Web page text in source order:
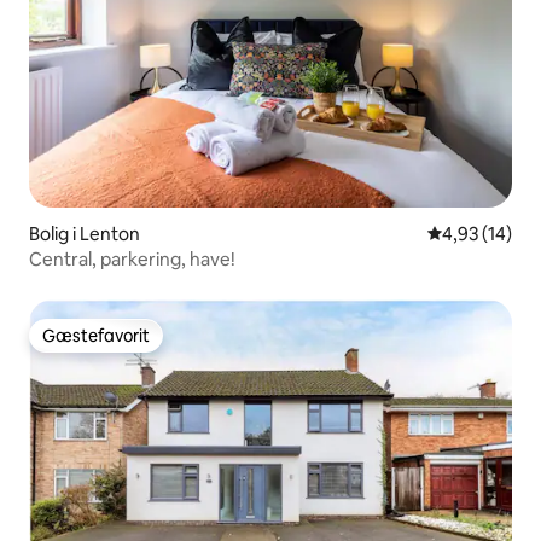
Bolig i Lenton 4,93 ud af 5
4,93 (14)
Central, parkering, have!
Gæstefavorit
Gæstefavorit